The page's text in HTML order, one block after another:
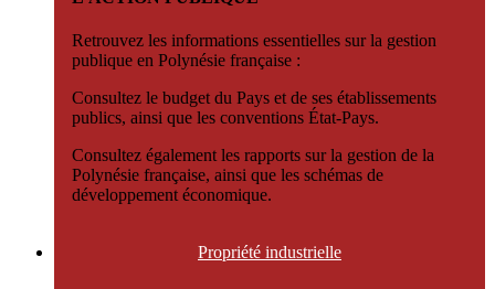
Retrouvez les informations essentielles sur la gestion
publique en Polynésie française :
Consultez le budget du Pays et de ses établissements
publics, ainsi que les conventions État-Pays.
Consultez également les rapports sur la gestion de la
Polynésie française, ainsi que les schémas de
développement économique.
Propriété industrielle